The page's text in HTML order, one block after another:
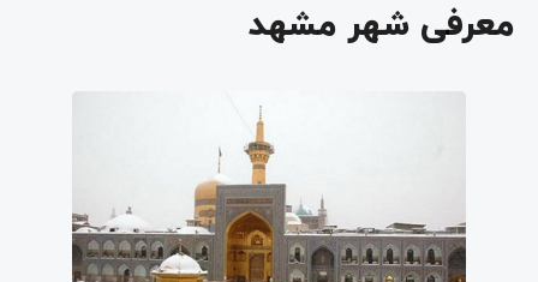
معرفی شهر مشهد